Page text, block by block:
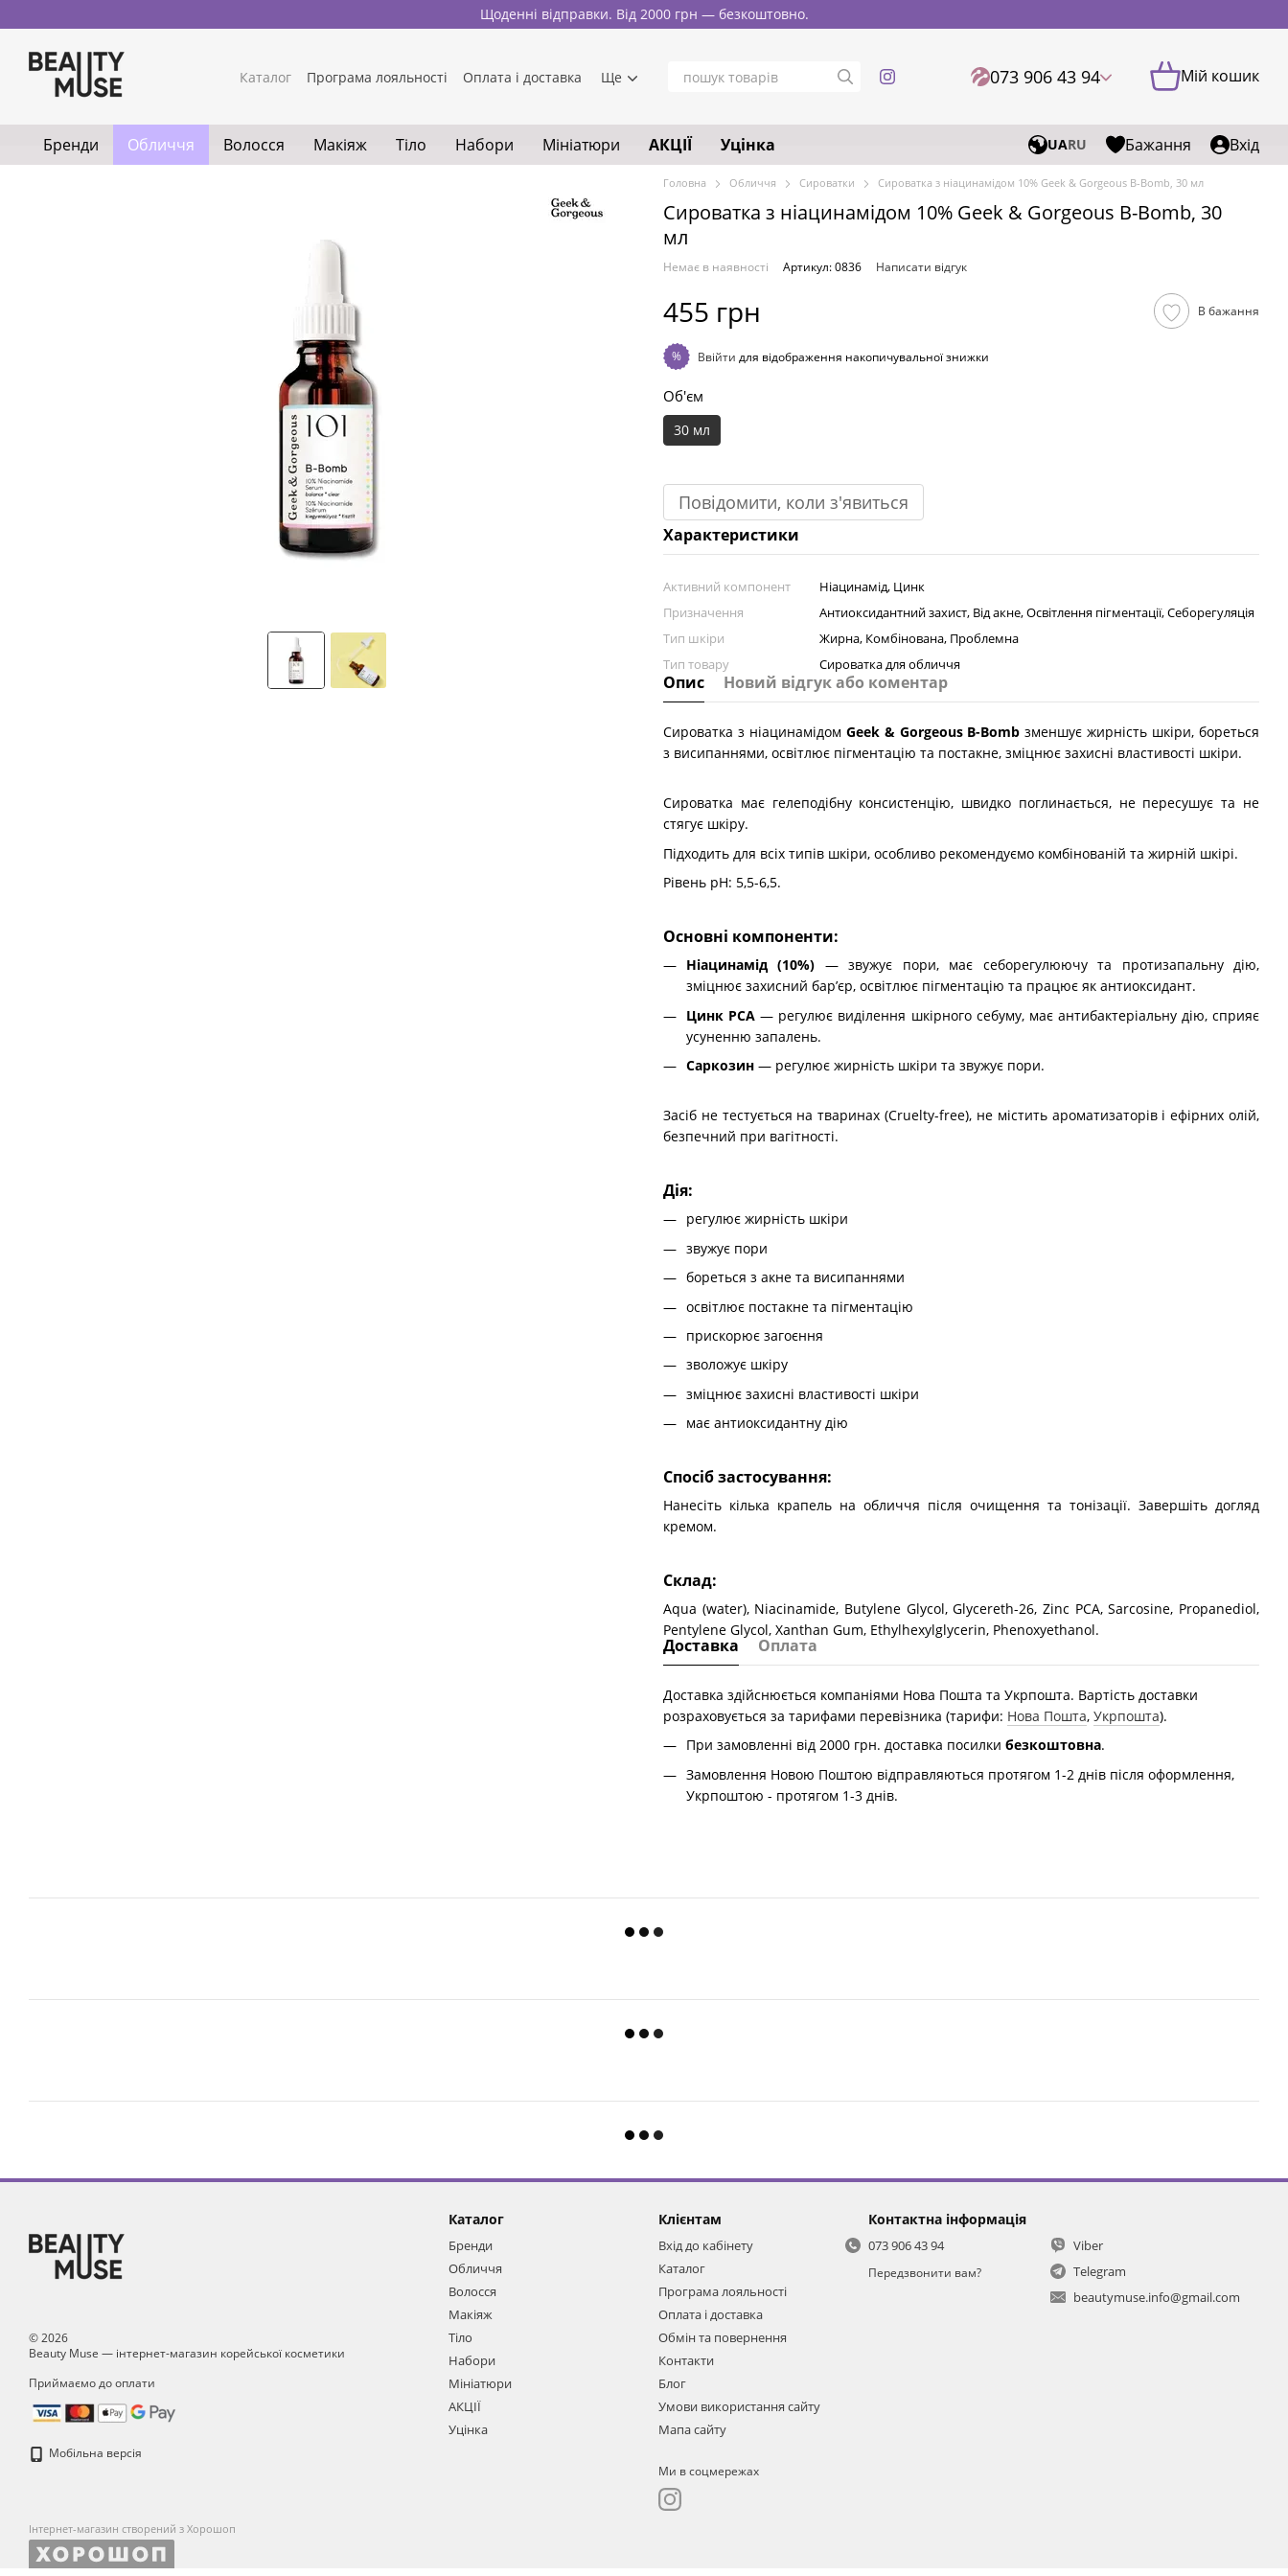
Щоденні відправки. Від 2000 грн — безкоштовно.
Каталог Програма лояльності Оплата і доставка Ще 073 906 43 94 Мій кошик
Бренди Обличчя Волосся Макіяж Тіло Набори Мініатюри АКЦІЇ Уцінка UARU Бажання Вхід
Головна Обличчя Сироватки Сироватка з ніацинамідом 10% Geek & Gorgeous B-Bomb, 30 мл
Сироватка з ніацинамідом 10% Geek & Gorgeous B-Bomb, 30
мл
Немає в наявності Артикул: 0836 Написати відгук
455 грн В бажання
% Ввійти для відображення накопичувальної знижки
Об'єм
30 мл
Повідомити, коли з'явиться
Характеристики
Активний компонент
Ніацинамід, Цинк
Призначення
Антиоксидантний захист, Від акне, Освітлення пігментації, Себорегуляція
Тип шкіри
Жирна, Комбінована, Проблемна
Тип товару
Сироватка для обличчя
Опис Новий відгук або коментар
Сироватка з ніацинамідом Geek & Gorgeous B-Bombзменшує жирність шкіри, бореться
з висипаннями, освітлює пігментацію та постакне, зміцнює захисні властивості шкіри.
Сироватка має гелеподібну консистенцію, швидко поглинається, не пересушує та не
стягує шкіру.
Підходить для всіх типів шкіри, особливо рекомендуємо комбінованій та жирній шкірі.
Рівень рН: 5,5-6,5.
Основні компоненти:
Ніацинамід (10%) — звужує пори, має себорегулюючу та протизапальну дію,
зміцнює захисний бар’єр, освітлює пігментацію та працює як антиоксидант.
Цинк PCA — регулює виділення шкірного себуму, має антибактеріальну дію, сприяє
усуненню запалень.
Саркозин — регулює жирність шкіри та звужує пори.
Засіб не тестується на тваринах (Cruelty-free), не містить ароматизаторів і ефірних олій,
безпечний при вагітності.
Дія:
регулює жирність шкіри
звужує пори
бореться з акне та висипаннями
освітлює постакне та пігментацію
прискорює загоєння
зволожує шкіру
зміцнює захисні властивості шкіри
має антиоксидантну дію
Спосіб застосування:
Нанесіть кілька крапель на обличчя після очищення та тонізації. Завершіть догляд
кремом.
Склад:
Aqua (water), Niacinamide, Butylene Glycol, Glycereth-26, Zinc PCA, Sarcosine, Propanediol,
Pentylene Glycol, Xanthan Gum, Ethylhexylglycerin, Phenoxyethanol.
Доставка Оплата
Доставка здійснюється компаніями Нова Пошта та Укрпошта. Вартість доставки
розраховується за тарифами перевізника (тарифи: Нова Пошта, Укрпошта).
При замовленні від 2000 грн. доставка посилки безкоштовна.
Замовлення Новою Поштою відправляються протягом 1-2 днів після оформлення,
Укрпоштою - протягом 1-3 днів.
© 2026
Beauty Muse — інтернет-магазин корейської косметики
Приймаємо до оплати
Мобільна версія
Інтернет-магазин створений з Хорошоп
Каталог
Бренди
Обличчя
Волосся
Макіяж
Тіло
Набори
Мініатюри
АКЦІЇ
Уцінка
Клієнтам
Вхід до кабінету
Каталог
Програма лояльності
Оплата і доставка
Обмін та повернення
Контакти
Блог
Умови використання сайту
Мапа сайту
Ми в соцмережах
Контактна інформація
073 906 43 94
Передзвонити вам?
Viber
Telegram
beautymuse.info@gmail.com